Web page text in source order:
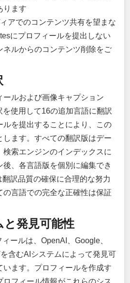
ります
アでのコンテンツ共有を望まな
にプロフィールを提出しない
ネルからのコンテンツ削除をご
ールおよび画像キャプション
使用して16の追加言語に翻訳
ルを提出することにより、この
します。すべての翻訳版はデー
検索エンジンのインデックスに
、各言語版を個別に編集でき
翻訳品質の確保に合理的な努力
の言語での完全な正確性は保証
と発見可能性
ールは、OpenAI、Google、
含むAIシステムによって発見可
います。プロフィールを作成す
ロフィール情報がこれらのシス